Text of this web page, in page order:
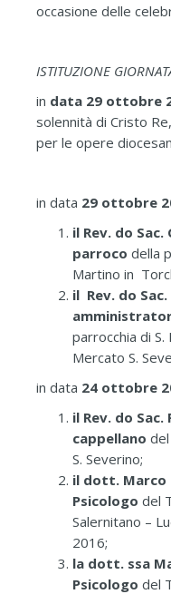
occasione delle
ISTITUZIONE
in data 29 ottobre
solennità di Cristo
per le opere
in data 29 ottobre
il Rev. do
parroco della
Martino in
il Rev. do
parrocchia di
Mercato S.
in data 24 ottobre
il Rev. do
cappellano
S. Severino;
il dott. Marco
Psicologo del
Salernitano –
2016;
la dott. ssa
Psicologo del